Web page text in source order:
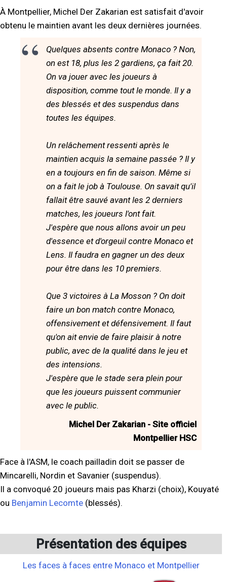
À Montpellier, Michel Der Zakarian est satisfait d'avoir
obtenu le maintien avant les deux dernières journées.
Quelques absents contre Monaco ? Non,
on est 18, plus les 2 gardiens, ça fait 20.
On va jouer avec les joueurs à
disposition, comme tout le monde. Il y a
des blessés et des suspendus dans
toutes les équipes.
Un relâchement ressenti après le
maintien acquis la semaine passée ? Il y
en a toujours en fin de saison. Même si
on a fait le job à Toulouse. On savait qu'il
fallait être sauvé avant les 2 derniers
matches, les joueurs l'ont fait.
J'espère que nous allons avoir un peu
d'essence et d'orgeuil contre Monaco et
Lens. Il faudra en gagner un des deux
pour être dans les 10 premiers.
Que 3 victoires à La Mosson ? On doit
faire un bon match contre Monaco,
offensivement et défensivement. Il faut
qu'on ait envie de faire plaisir à notre
public, avec de la qualité dans le jeu et
des intensions.
J'espère que le stade sera plein pour
que les joueurs puissent communier
avec le public.
Michel Der Zakarian - Site officiel
Montpellier HSC
Face à l'ASM, le coach pailladin doit se passer de
Mincarelli, Nordin et Savanier (suspendus).
Il a convoqué 20 joueurs mais pas Kharzi (choix), Kouyaté
ou Benjamin Lecomte (blessés).
Présentation des équipes
Les faces à faces entre Monaco et Montpellier